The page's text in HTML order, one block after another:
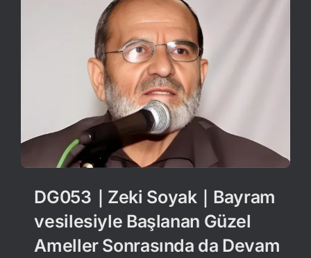
DG053｜Zeki Soyak｜Bayram
vesilesiyle Başlanan Güzel
Ameller Sonrasında da Devam